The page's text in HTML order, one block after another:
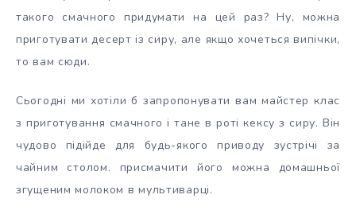
такого смачного придумати на цей раз? Ну, можна
приготувати десерт із сиру, але якщо хочеться випічки,
то вам сюди.
Сьогодні ми хотіли б запропонувати вам майстер клас
з приготування смачного і тане в роті кексу з сиру. Він
чудово підійде для будь-якого приводу зустрічі за
чайним столом. присмачити його можна домашньої
згущеним молоком в мультиварці.